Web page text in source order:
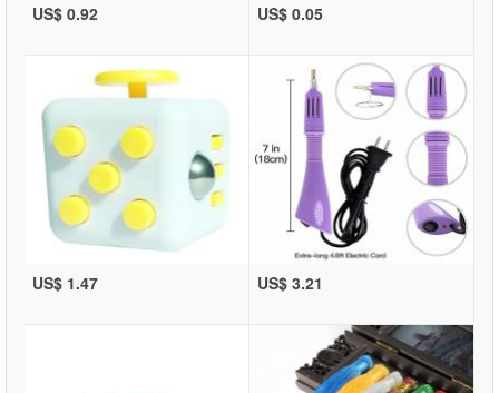
US$ 0.92 US$ 0.05
US$ 1.47 US$ 3.21